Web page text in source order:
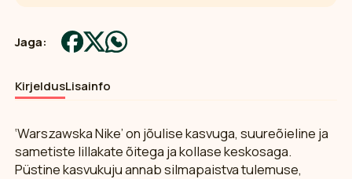
Jaga:
KirjeldusLisainfo
‘Warszawska Nike’ on jõulise kasvuga, suureõieline ja
sametiste lillakate õitega ja kollase keskosaga.
Püstine kasvukuju annab silmapaistva tulemuse,